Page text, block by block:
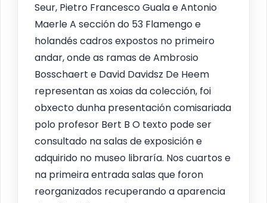
Seur, Pietro Francesco Guala e Antonio
Maerle A sección do 53 Flamengo e
holandés cadros expostos no primeiro
andar, onde as ramas de Ambrosio
Bosschaert e David Davidsz De Heem
representan as xoias da colección, foi
obxecto dunha presentación comisariada
polo profesor Bert B O texto pode ser
consultado na salas de exposición e
adquirido no museo libraría. Nos cuartos e
na primeira entrada salas que foron
reorganizados recuperando a aparencia